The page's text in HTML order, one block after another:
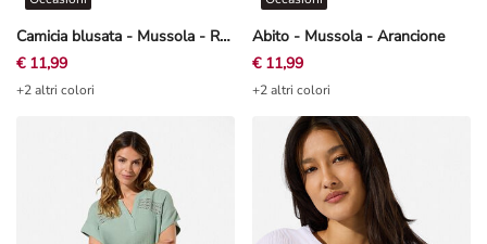
Camicia blusata - Mussola - Rosa chiaro
€ 11,99
+2 altri colori
Abito - Mussola - Arancione
€ 11,99
+2 altri colori